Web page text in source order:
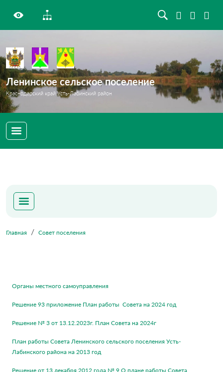
Ленинское сельское поселение
Краснодарский край Усть-Лабинский район
Главная Совет поселения
Органы местного самоуправления
Решение 93 приложение План работы Совета на 2024 год
Решение № 3 от 13.12.2023г. План Совета на 2024г
План работы Совета Ленинского сельского поселения Усть-
Лабинского района на 2013 год
Решение от 13 декабря 2012 года № 9 О плане работы Совета